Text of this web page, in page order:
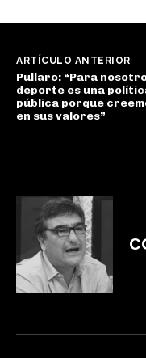
ARTÍCULO ANTERIOR
Pullaro: “Para
deporte es una
pública porque
en sus valores”